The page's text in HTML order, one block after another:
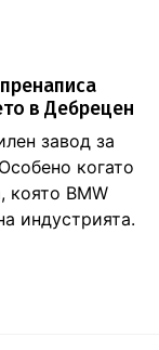
в Дебрецен
завод за
когато
която BMW
индустрията.